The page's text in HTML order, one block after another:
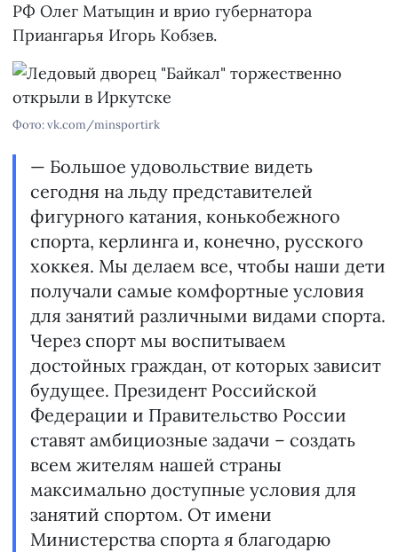
РФ Олег Матыцин и врио губернатора
Приангарья Игорь Кобзев.
Фото: vk.com/minsportirk
— Большое удовольствие видеть
сегодня на льду представителей
фигурного катания, конькобежного
спорта, керлинга и, конечно, русского
хоккея. Мы делаем все, чтобы наши дети
получали самые комфортные условия
для занятий различными видами спорта.
Через спорт мы воспитываем
достойных граждан, от которых зависит
будущее. Президент Российской
Федерации и Правительство России
ставят амбициозные задачи – создать
всем жителям нашей страны
максимально доступные условия для
занятий спортом. От имени
Министерства спорта я благодарю